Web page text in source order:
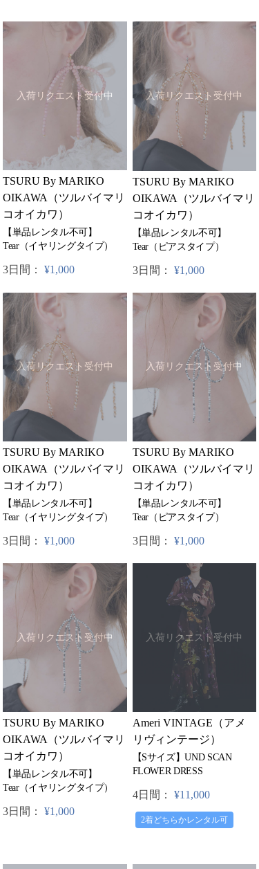
入荷リクエスト受付中
TSURU By MARIKO
OIKAWA（ツルバイマリ
コオイカワ）
【単品レンタル不可】
Tear（イヤリングタイプ）
3日間： ¥1,000
入荷リクエスト受付中
TSURU By MARIKO
OIKAWA（ツルバイマリ
コオイカワ）
【単品レンタル不可】
Tear（ピアスタイプ）
3日間： ¥1,000
入荷リクエスト受付中
TSURU By MARIKO
OIKAWA（ツルバイマリ
コオイカワ）
【単品レンタル不可】
Tear（イヤリングタイプ）
3日間： ¥1,000
入荷リクエスト受付中
TSURU By MARIKO
OIKAWA（ツルバイマリ
コオイカワ）
【単品レンタル不可】
Tear（ピアスタイプ）
3日間： ¥1,000
入荷リクエスト受付中
TSURU By MARIKO
OIKAWA（ツルバイマリ
コオイカワ）
【単品レンタル不可】
Tear（イヤリングタイプ）
3日間： ¥1,000
入荷リクエスト受付中
Ameri VINTAGE（アメ
リヴィンテージ）
【Sサイズ】UND SCAN
FLOWER DRESS
4日間： ¥11,000
2着どちらかレンタル可